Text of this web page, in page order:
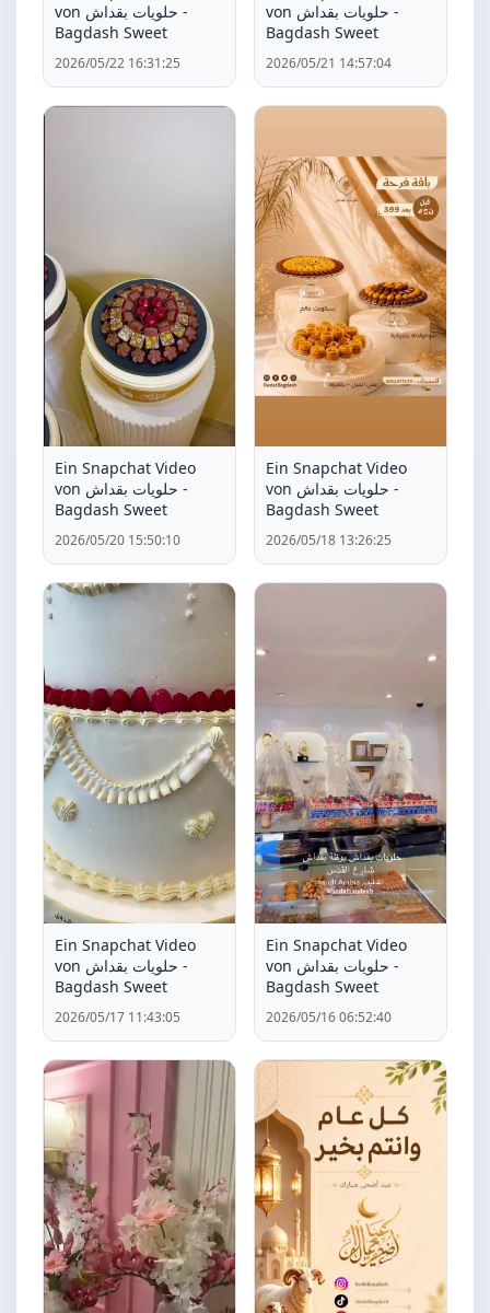
von حلويات بقداش -
Bagdash Sweet
2026/05/22 16:31:25
von حلويات بقداش -
Bagdash Sweet
2026/05/21 14:57:04
Ein Snapchat Video
von حلويات بقداش -
Bagdash Sweet
2026/05/20 15:50:10
Ein Snapchat Video
von حلويات بقداش -
Bagdash Sweet
2026/05/18 13:26:25
Ein Snapchat Video
von حلويات بقداش -
Bagdash Sweet
2026/05/17 11:43:05
Ein Snapchat Video
von حلويات بقداش -
Bagdash Sweet
2026/05/16 06:52:40